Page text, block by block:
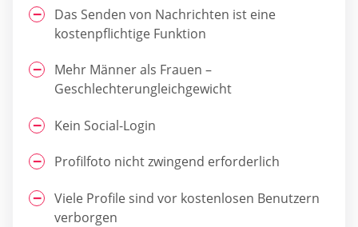
Das Senden von Nachrichten ist eine
kostenpflichtige Funktion
Mehr Männer als Frauen –
Geschlechterungleichgewicht
Kein Social-Login
Profilfoto nicht zwingend erforderlich
Viele Profile sind vor kostenlosen Benutzern
verborgen